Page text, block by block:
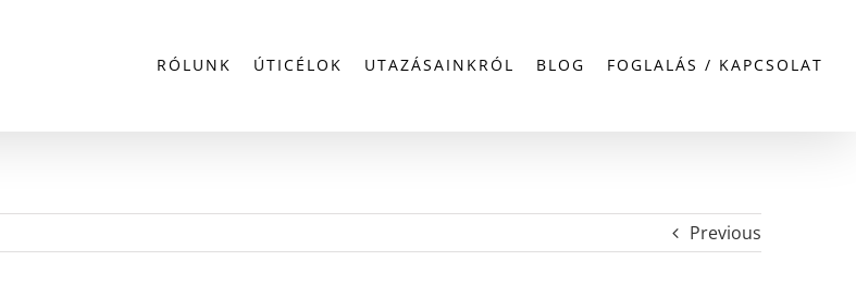
RÓLUNK ÚTICÉLOK UTAZÁSAINKRÓL BLOG FOGLALÁS / KAPCSOLAT
Previous